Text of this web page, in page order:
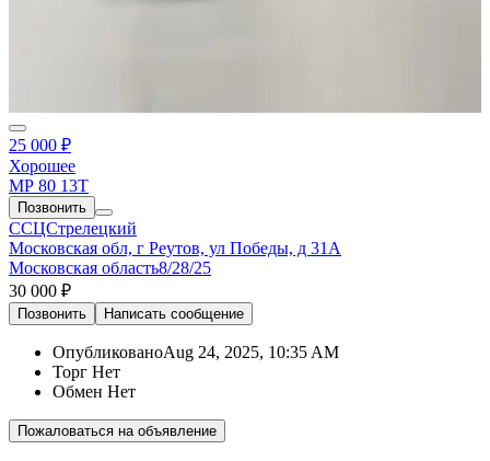
25 000 ₽
Хорошее
МР 80 13Т
Позвонить
ССЦСтрелецкий
Московская обл, г Реутов, ул Победы, д 31А
Московская область8/28/25
30 000 ₽
Позвонить Написать сообщение
ОпубликованоAug 24, 2025, 10:35 AM
Торг Нет
Обмен Нет
Пожаловаться на объявление